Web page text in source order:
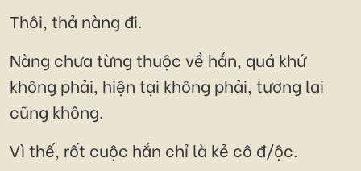
Thôi, thả nàng đi.
Nàng chưa từng thuộc về hắn, quá khứ
không phải, hiện tại không phải, tương lai
cũng không.
Vì thế, rốt cuộc hắn chỉ là kẻ cô đ/ộc.